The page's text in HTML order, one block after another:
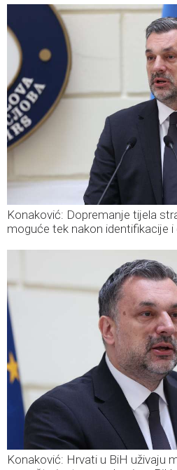
Konaković: Dopremanje tijela
moguće tek nakon identifikacije i
Konaković: Hrvati u BiH uživaju